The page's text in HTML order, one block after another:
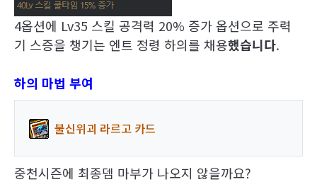
4옵션에 Lv35 스킬 공격력 20% 증가 옵션으로 주력
기 스증을 챙기는 엔트 정령 하의를 채용했습니다.
하의 마법 부여
불신위괴 라르고 카드
중천시즌에 최종뎀 마부가 나오지 않을까요?